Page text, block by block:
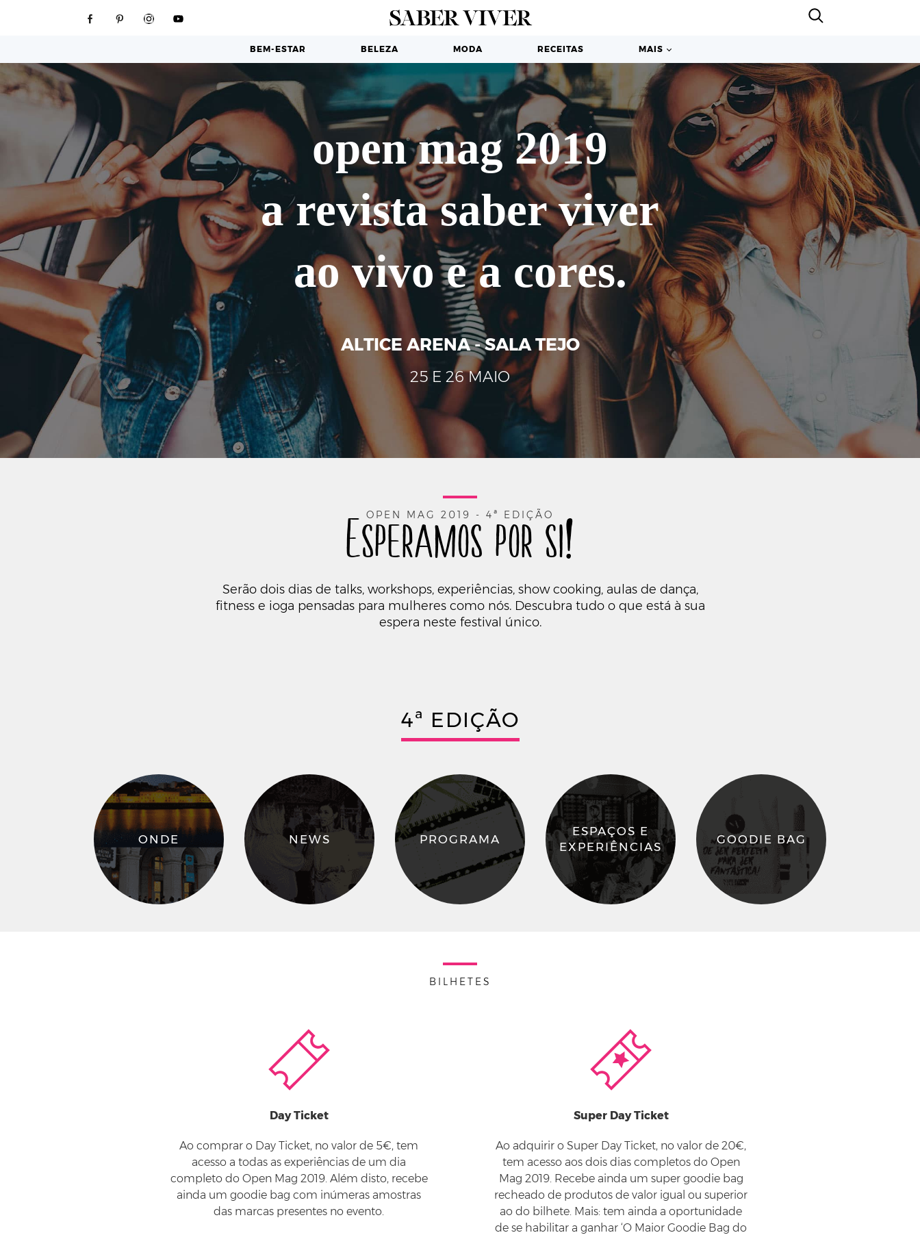
BEM-ESTAR BELEZA MODA RECEITAS MAIS
open mag 2019
a revista saber viver
ao vivo e a cores.
ALTICE ARENA - SALA TEJO
25 E 26 MAIO
OPEN MAG 2019 - 4ª EDIÇÃO
Esperamos por si!
Serão dois dias de talks, workshops, experiências, show cooking, aulas de dança,
fitness e ioga pensadas para mulheres como nós. Descubra tudo o que está à sua
espera neste festival único.
4ª EDIÇÃO
ONDE NEWS PROGRAMA
ESPAÇOS E
EXPERIÊNCIAS
GOODIE BAG
BILHETES
Day Ticket
Ao comprar o Day Ticket, no valor de 5€, tem
acesso a todas as experiências de um dia
completo do Open Mag 2019. Além disto, recebe
ainda um goodie bag com inúmeras amostras
das marcas presentes no evento.
Super Day Ticket
Ao adquirir o Super Day Ticket, no valor de 20€,
tem acesso aos dois dias completos do Open
Mag 2019. Recebe ainda um super goodie bag
recheado de produtos de valor igual ou superior
ao do bilhete. Mais: tem ainda a oportunidade
de se habilitar a ganhar ‘O Maior Goodie Bag do